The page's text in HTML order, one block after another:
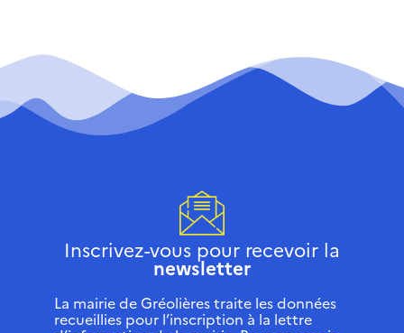
Inscrivez-vous pour recevoir la
newsletter
La mairie de Gréolières traite les données
recueillies pour l’inscription à la lettre